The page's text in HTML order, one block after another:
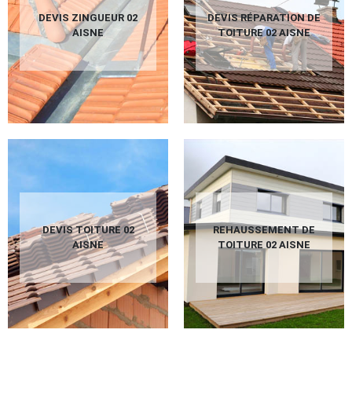
DEVIS ZINGUEUR 02
AISNE
DEVIS RÉPARATION DE
TOITURE 02 AISNE
DEVIS TOITURE 02
AISNE
REHAUSSEMENT DE
TOITURE 02 AISNE